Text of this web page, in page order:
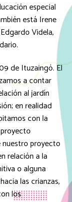
especial
está Irene
Videla,
de Ituzaingó. El
a contar
al jardín
en realidad
con la
nuestro proyecto
relación a la
o alguna
las crianzas,
los